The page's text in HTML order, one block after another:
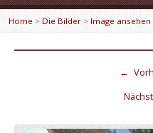
Home > Die Bilder> Image ansehen
←